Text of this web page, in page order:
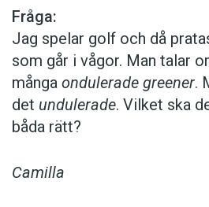
Artiklar
Krönikor
Språkfrågor
Skrivtips
Bokrecensioner
Fråga:
Jag spelar golf och då
som går i vågor. Man talar
många ondulerade greener.
det undulerade. Vilket ska
båda rätt?
Camilla